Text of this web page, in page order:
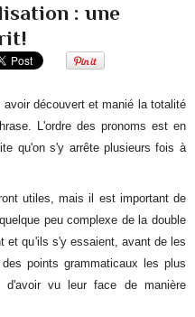
: une
découvert et manié la totalité
L'ordre des pronoms est en
qu'on s'y arrête plusieurs fois à
utiles, mais il est important de
peu complexe de la double
et qu'ils s'y essaient, avant de les
points grammaticaux les plus
vu leur face de manière